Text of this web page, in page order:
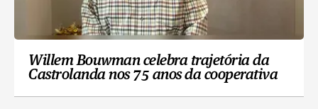
Willem Bouwman celebra trajetória da
Castrolanda nos 75 anos da cooperativa